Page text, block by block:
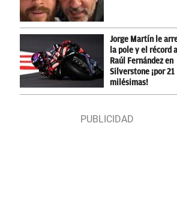
Jorge Martín le
la pole y el récord
Raúl Fernández en
Silverstone ¡por 21
milésimas!